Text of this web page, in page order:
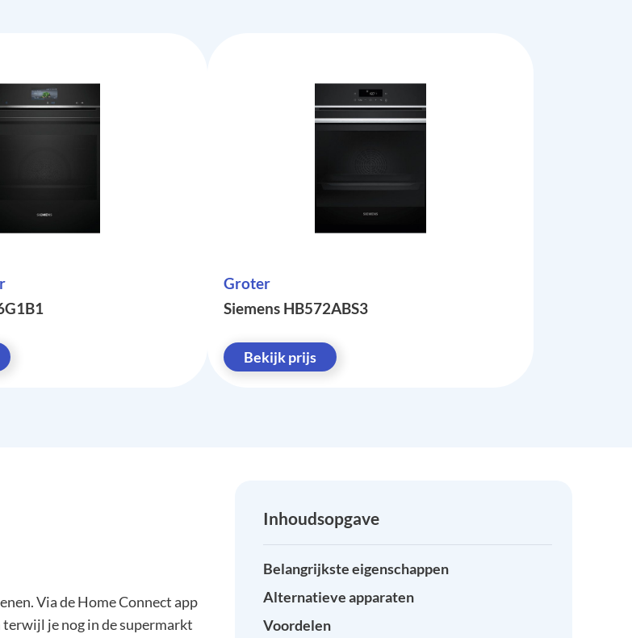
Groter
Siemens HB572ABS3
Bekijk prijs
Via de Home Connect app
je nog in de supermarkt
Inhoudsopgave
Belangrijkste eigenschappen
Alternatieve apparaten
Voordelen